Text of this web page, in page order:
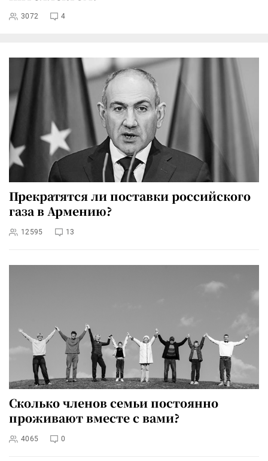
3072 4
Прекратятся ли поставки российского
газа в Армению?
12595 13
Сколько членов семьи постоянно
проживают вместе с вами?
4065 0